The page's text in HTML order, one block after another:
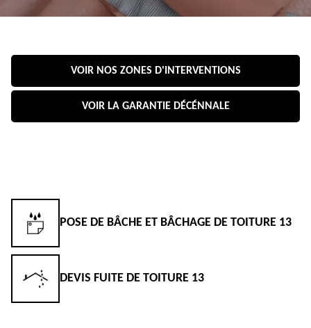
VOIR NOS ZONES D'INTERVENTIONS
VOIR LA GARANTIE DÉCÉNNALE
POSE DE BÂCHE ET BÂCHAGE DE TOITURE 13
DEVIS FUITE DE TOITURE 13